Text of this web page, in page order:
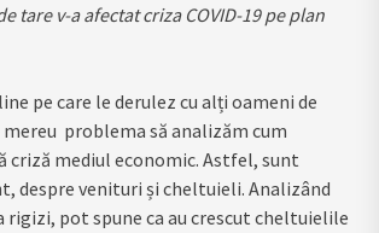
tare v-a afectat criza COVID-19 pe plan
pe care le derulez cu alți oameni de
mereu problema să analizăm cum
criză mediul economic. Astfel, sunt
despre venituri și cheltuieli. Analizând
rigizi, pot spune ca au crescut cheltuielile